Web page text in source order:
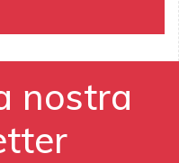
nostra